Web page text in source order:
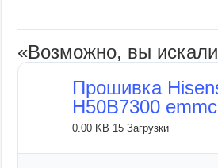
«Возможно, вы
Прошивка
H50B7300 emmc
0.00 KB 15 Загрузки